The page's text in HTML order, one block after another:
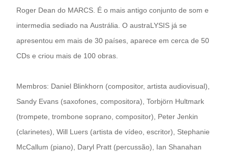
Roger Dean do MARCS. É o mais antigo conjunto de som e
intermedia sediado na Austrália. O austraLYSIS já se
apresentou em mais de 30 países, aparece em cerca de 50
CDs e criou mais de 100 obras.
Membros: Daniel Blinkhorn (compositor, artista audiovisual),
Sandy Evans (saxofones, compositora), Torbjörn Hultmark
(trompete, trombone soprano, compositor), Peter Jenkin
(clarinetes), Will Luers (artista de vídeo, escritor), Stephanie
McCallum (piano), Daryl Pratt (percussão), Ian Shanahan